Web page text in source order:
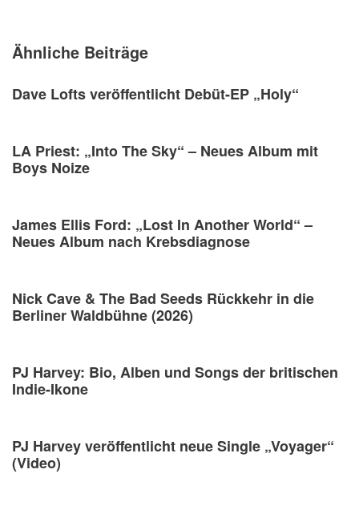
Ähnliche Beiträge
Dave Lofts veröffentlicht Debüt-EP „Holy“
LA Priest: „Into The Sky“ – Neues Album mit
Boys Noize
James Ellis Ford: „Lost In Another World“ –
Neues Album nach Krebsdiagnose
Nick Cave & The Bad Seeds Rückkehr in die
Berliner Waldbühne (2026)
PJ Harvey: Bio, Alben und Songs der britischen
Indie-Ikone
PJ Harvey veröffentlicht neue Single „Voyager“
(Video)